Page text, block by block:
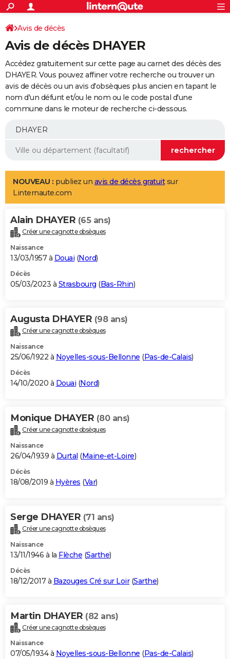
ACTUALITÉS
Politique
Société
Faits Divers
Education
Monde
Villes
+
SPORT
Coupe du monde 2026
Football
Tennis
Cyclisme
Rugby
Forum
Programme TV
TNT
Streaming
Cinéma
Sorties cinéma
Musique
+
FINANCE
Retraite
Epargne
Immobilier
Risques naturels par ville
Banque
Assurance
AUTO
Essais
Réserver un essai
Citadines
Berlines
SUV
Forum auto
+
Mobiles
Meilleur smartphone
Internet
Ordinateurs
Jeux vidéo
Guide high-tech
Aménagement intérieur
LIFESTYLE
Art de vivre
Bien-être
Loisirs
Mode
Modes de vie
Alimentation
Guide de la santé
Maladies
Médicaments
Sommeil
VOYAGE
Destinations
City break
Voyage nature
Voyage de noces
Forum
Climat
+PHOTO
GUIDES D'ACHAT
BONS PLANS
Carte de Noël
Carte Bonne année
Carte Saint-Valentin
Carte Pâques
Carte d'anniversaire
DICTIONNAIRE
Dictionnaire
Biographies
Citations
Expressions
Proverbes
PROGRAMME TV
S'inscrire
Se connecter
Lycées
Collèges
Primaires
Universités
Entreprises
Service militaire
Avis de recherche
AVIS DE DÉCÈS
Bricolage
Lifestyle
Culture
Sport
Auto
Television
Voyage
Cinema
Avis de décès
Avis de décès DHAYER
Accédez gratuitement sur cette page au carnet des décès des
DHAYER. Vous pouvez affiner votre recherche ou trouver un
avis de décès ou un avis d'obsèques plus ancien en tapant le
nom d'un défunt et/ou le nom ou le code postal d'une
commune dans le moteur de recherche ci-dessous.
NOUVEAU : publiez un avis de décès gratuitsur
Linternaute.com
Alain DHAYER (65 ans)
Créer une cagnotte obsèques
Naissance
13/03/1957 à Douai (Nord)
Décès
05/03/2023 à Strasbourg (Bas-Rhin)
Augusta DHAYER (98 ans)
Créer une cagnotte obsèques
Naissance
25/06/1922 à Noyelles-sous-Bellonne (Pas-de-Calais)
Décès
14/10/2020 à Douai (Nord)
Monique DHAYER (80 ans)
Créer une cagnotte obsèques
Naissance
26/04/1939 à Durtal (Maine-et-Loire)
Décès
18/08/2019 à Hyères (Var)
Serge DHAYER (71 ans)
Créer une cagnotte obsèques
Naissance
13/11/1946 à la Flèche (Sarthe)
Décès
18/12/2017 à Bazouges Cré sur Loir(Sarthe)
Martin DHAYER (82 ans)
Créer une cagnotte obsèques
Naissance
07/05/1934 à Noyelles-sous-Bellonne (Pas-de-Calais)